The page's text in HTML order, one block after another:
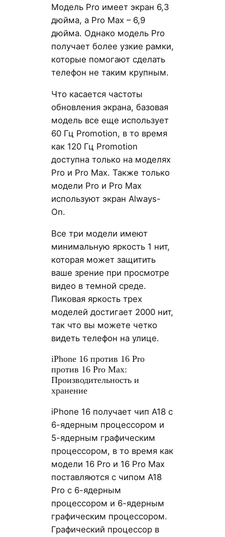
Модель Pro имеет экран 6,3
дюйма, а Pro Max – 6,9
дюйма. Однако модель Pro
получает более узкие рамки,
которые помогают сделать
телефон не таким крупным.
Что касается частоты
обновления экрана, базовая
модель все еще использует
60 Гц Promotion, в то время
как 120 Гц Promotion
доступна только на моделях
Pro и Pro Max. Также только
модели Pro и Pro Max
используют экран Always-
On.
Все три модели имеют
минимальную яркость 1 нит,
которая может защитить
ваше зрение при просмотре
видео в темной среде.
Пиковая яркость трех
моделей достигает 2000 нит,
так что вы можете четко
видеть телефон на улице.
iPhone 16 против 16 Pro
против 16 Pro Max:
Производительность и
хранение
iPhone 16 получает чип A18 с
6-ядерным процессором и
5-ядерным графическим
процессором, в то время как
модели 16 Pro и 16 Pro Max
поставляются с чипом A18
Pro с 6-ядерным
процессором и 6-ядерным
графическим процессором.
Графический процессор в